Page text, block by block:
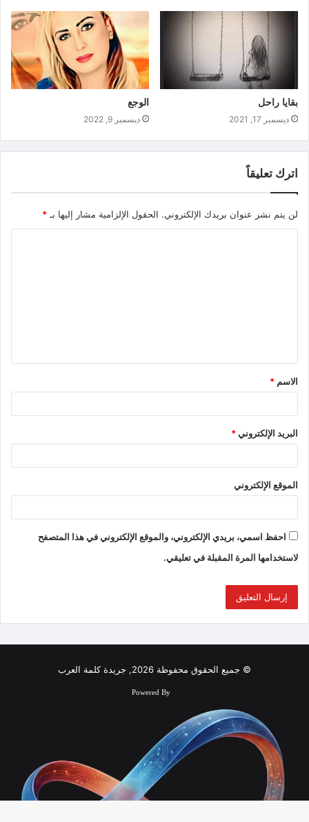
بقايا راحل
ديسمبر 17, 2021
الوجع
ديسمبر 9, 2022
اترك تعليقاً
لن يتم نشر عنوان بريدك الإلكتروني. الحقول الإلزامية مشار إليها بـ *
الاسم *
البريد الإلكتروني*
الموقع الإلكتروني
احفظ اسمي، بريدي الإلكتروني، والموقع الإلكتروني في هذا المتصفح
لاستخدامها المرة المقبلة في تعليقي.
© جميع الحقوق محفوظة 2026, جريدة كلمة العرب